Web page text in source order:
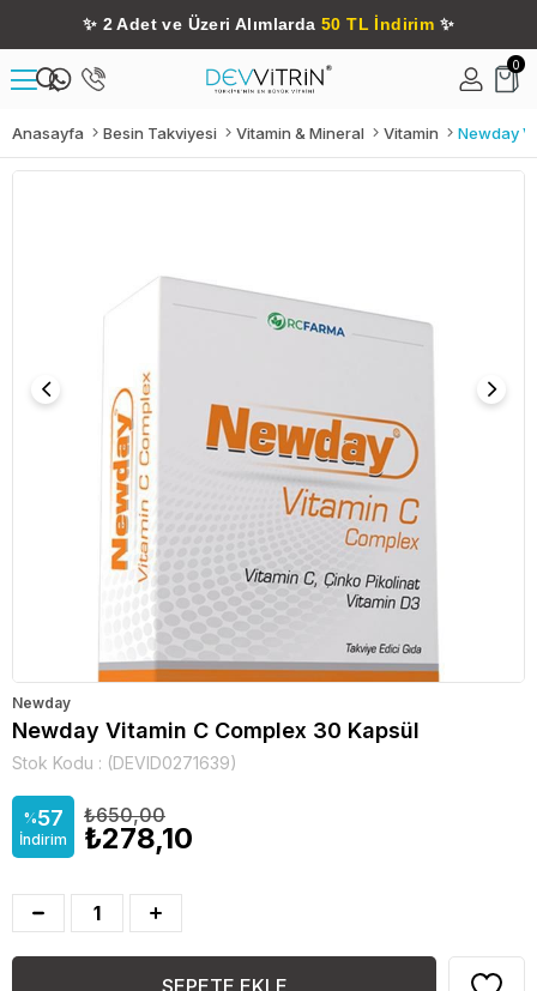
✨ 2 Adet ve Üzeri Alımlarda 50 TL İndirim ✨
0
Anasayfa Besin Takviyesi Vitamin & Mineral Vitamin Newday
Newday
Newday Vitamin C Complex 30 Kapsül
Stok Kodu (DEVID0271639)
%57
İndirim
₺650,00
₺278,10